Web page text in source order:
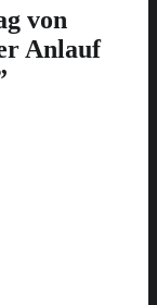
von
Anlauf